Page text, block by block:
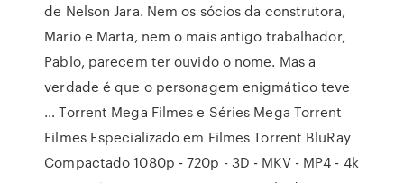
de Nelson Jara. Nem os sócios da construtora,
Mario e Marta, nem o mais antigo trabalhador,
Pablo, parecem ter ouvido o nome. Mas a
verdade é que o personagem enigmático teve
… Torrent Mega Filmes e Séries Mega Torrent
Filmes Especializado em Filmes Torrent BluRay
Compactado 1080p - 720p - 3D - MKV - MP4 - 4k